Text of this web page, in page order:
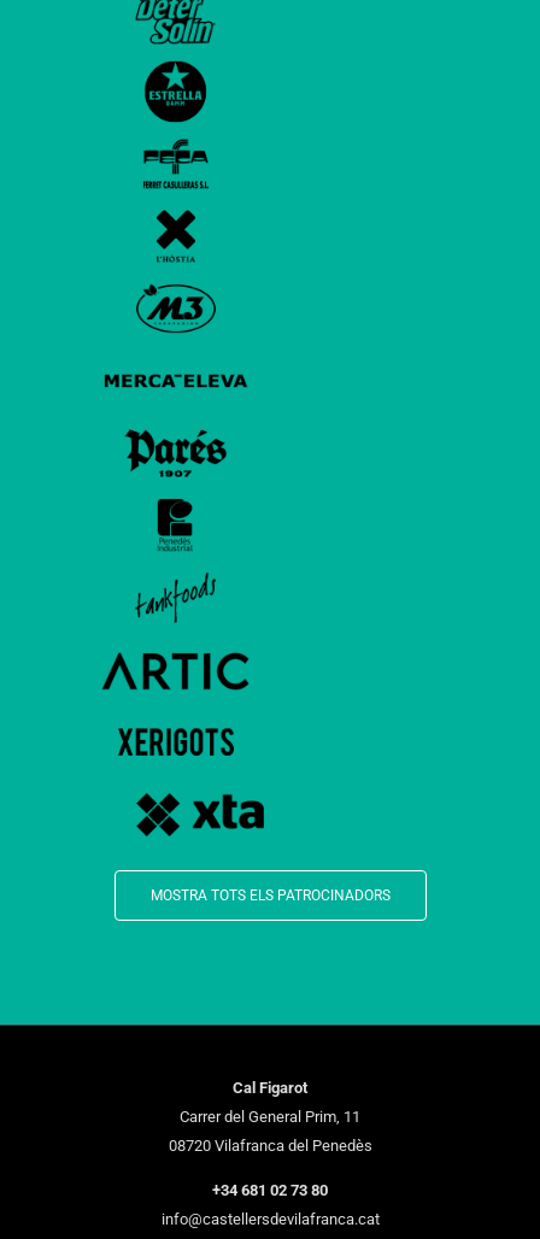
MOSTRA TOTS ELS PATROCINADORS
Cal Figarot
Carrer del General Prim, 11
08720 Vilafranca del Penedès
+34 681 02 73 80
info@castellersdevilafranca.cat